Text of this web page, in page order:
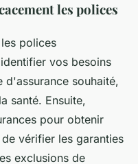
les polices
les polices
vos besoins
d'assurance souhaité,
santé. Ensuite,
pour obtenir
vérifier les garanties
exclusions de